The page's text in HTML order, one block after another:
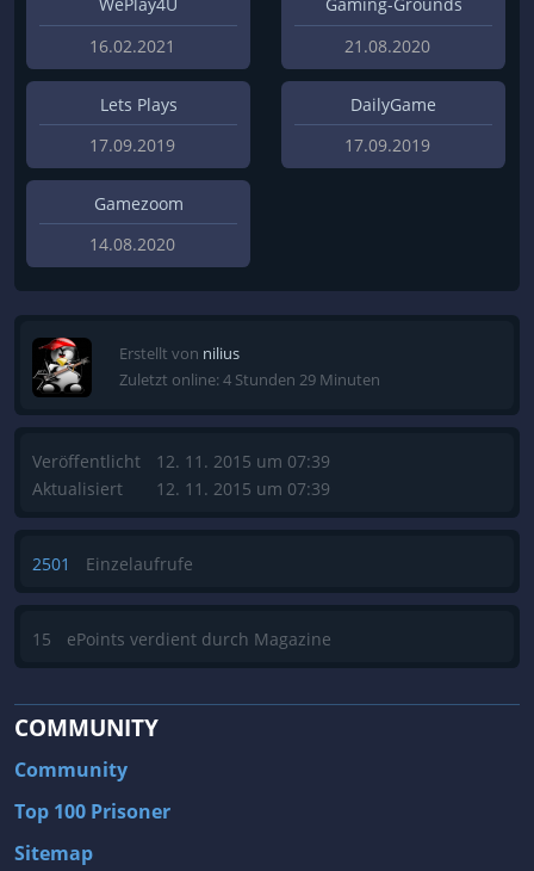
WePlay4U
16.02.2021
Gaming-Grounds
21.08.2020
Lets Plays
17.09.2019
DailyGame
17.09.2019
Gamezoom
14.08.2020
Erstellt von nilius
Zuletzt online: 4 Stunden 29 Minuten
Veröffentlicht
Aktualisiert
12. 11. 2015 um 07:39
12. 11. 2015 um 07:39
2501 Einzelaufrufe
15 ePoints verdient durch Magazine
COMMUNITY
Community
Top 100 Prisoner
Sitemap